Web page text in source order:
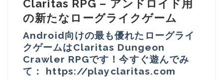
Claritas RPG – アンドロイド用
の新たなローグライクゲーム
Android向けの最も優れたローグライ
クゲームはClaritas Dungeon
Crawler RPGです！今すぐ遊んでみ
て： https://playclaritas.com